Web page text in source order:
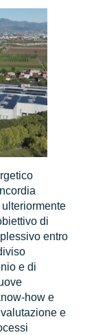
di
entro
e di
how e
e